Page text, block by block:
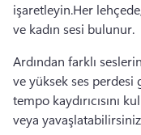
işaretleyin.Her
ve kadın sesi bulunur.
Ardından farklı
ve yüksek ses perdesi
tempo kaydırıcısını
veya